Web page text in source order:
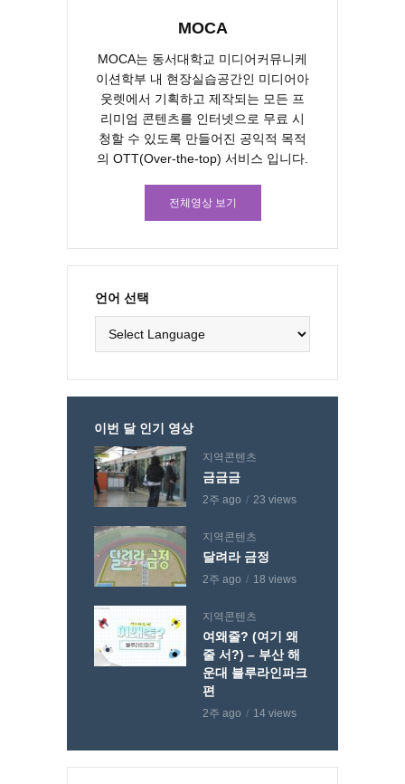
MOCA
MOCA는 동서대학교 미디어커뮤니케
이션학부 내 현장실습공간인 미디어아
웃렛에서 기획하고 제작되는 모든 프
리미엄 콘텐츠를 인터넷으로 무료 시
청할 수 있도록 만들어진 공익적 목적
의 OTT(Over-the-top) 서비스 입니다.
전체영상 보기
언어 선택
이번 달 인기 영상
지역콘텐츠
금금금
2주 ago 23 views
지역콘텐츠
달려라 금정
2주 ago 18 views
지역콘텐츠
여왜줄? (여기 왜
줄 서?) – 부산 해
운대 블루라인파크
편
2주 ago 14 views